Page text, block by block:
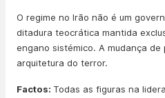
O regime no Irão não é um
ditadura teocrática mantida
engano sistémico. A mudança
arquitetura do terror.
Factos: Todas as figuras na